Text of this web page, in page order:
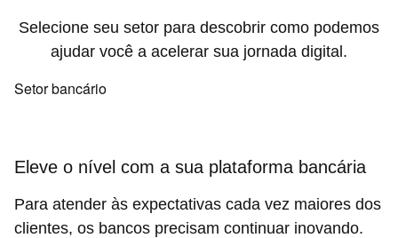
Selecione seu setor para descobrir como podemos
ajudar você a acelerar sua jornada digital.
Setor bancário
Eleve o nível com a sua plataforma bancária
Para atender às expectativas cada vez maiores dos
clientes, os bancos precisam continuar inovando.